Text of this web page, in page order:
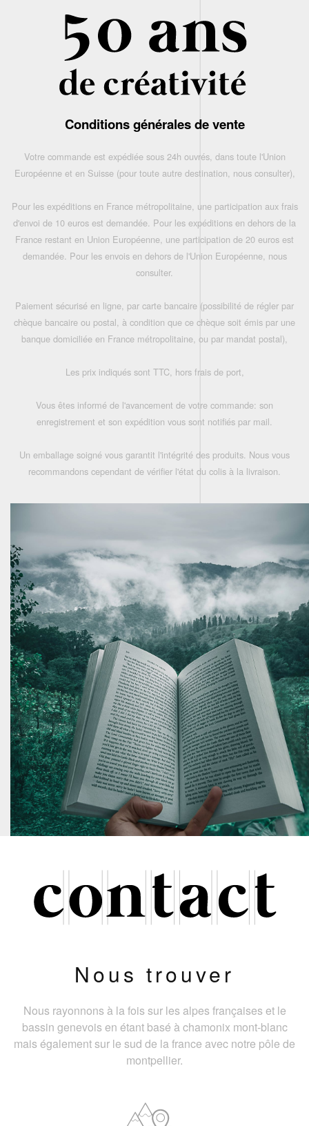
Conditions générales de vente
Votre commande est expédiée sous 24h ouvrés, dans toute l'Union
Européenne et en Suisse (pour toute autre destination, nous consulter),
Pour les expéditions en France métropolitaine, une participation aux frais
d'envoi de 10 euros est demandée. Pour les expéditions en dehors de la
France restant en Union Européenne, une participation de 20 euros est
demandée. Pour les envois en dehors de l'Union Européenne, nous
consulter.
Paiement sécurisé en ligne, par carte bancaire (possibilité de régler par
chèque bancaire ou postal, à condition que ce chèque soit émis par une
banque domiciliée en France métropolitaine, ou par mandat postal),
Les prix indiqués sont TTC, hors frais de port,
Vous êtes informé de l'avancement de votre commande: son
enregistrement et son expédition vous sont notifiés par mail.
Un emballage soigné vous garantit l'intégrité des produits. Nous vous
recommandons cependant de vérifier l'état du colis à la livraison.
Nous trouver
Nous rayonnons à la fois sur les alpes françaises et le
bassin genevois en étant basé à chamonix mont-blanc
mais également sur le sud de la france avec notre pôle de
montpellier.